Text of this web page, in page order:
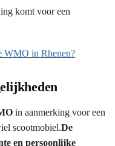
komt voor een
WMO in Rhenen?
in aanmerking voor een
scootmobiel.De
en persoonlijke